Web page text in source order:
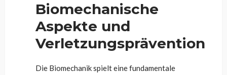
Biomechanische
Aspekte und
Verletzungsprävention
Die Biomechanik spielt eine fundamentale